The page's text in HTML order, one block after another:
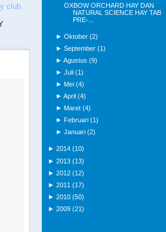
club
OXBOW ORCHARD HAY DAN
NATURAL SCIENCE HAY TAB
PRE-...
► Oktober (2)
► September (1)
► Agustus (9)
► Juli (1)
► Mei (4)
► April (4)
► Maret (4)
► Februari (1)
► Januari (2)
► 2014 (10)
► 2013 (13)
► 2012 (12)
► 2011 (17)
► 2010 (50)
► 2009 (21)